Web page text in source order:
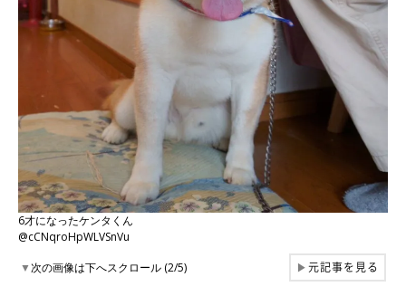
6才になったケンタくん
@cCNqroHpWLVSnVu
▼次の画像は下へスクロール (2/5) ▶元記事を見る